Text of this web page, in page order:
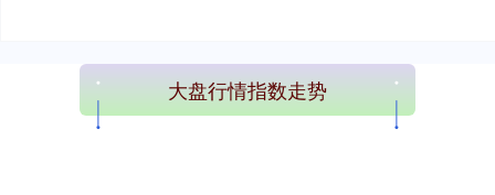
大盘行情指数走势